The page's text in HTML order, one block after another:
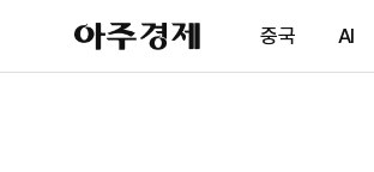
아
주
제
중국 AI